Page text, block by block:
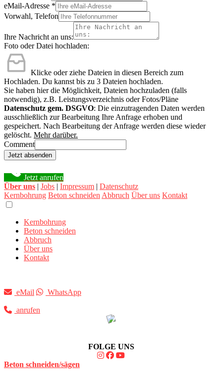
eMail-Adresse *
Vorwahl, Telefon
Ihre Nachricht an uns:
Foto oder Datei hochladen:
Klicke oder ziehe Dateien in diesen Bereich zum
Hochladen. Du kannst bis zu 3 Dateien hochladen.
Sie haben hier die Möglichkeit, Dateien hochzuladen (falls
notwendig), z.B. Leistungsverzeichnis oder Fotos/Pläne
Datenschutz gem. DSGVO: Die einzutragenden Daten werden
ausschließlich zur Bearbeitung Ihre Anfrage erhoben und
gespeichert. Nach Bearbeitung der Anfrage werden diese wieder
gelöscht. Mehr darüber.
Comment
Jetzt absenden
Jetzt anrufen
Über uns | Jobs | Impressum | Datenschutz
Kernbohrung Beton schneiden Abbruch Über uns Kontakt
Kernbohrung
Beton schneiden
Abbruch
Über uns
Kontakt
eMail WhatsApp
anrufen
FOLGE UNS
Beton schneiden/sägen